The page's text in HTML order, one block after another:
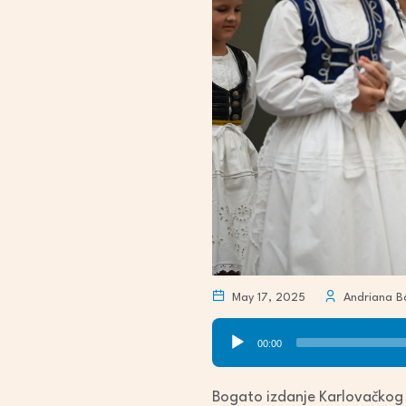
May 17, 2025 Andriana
Audio
Player
00:00
Bogato izdanje